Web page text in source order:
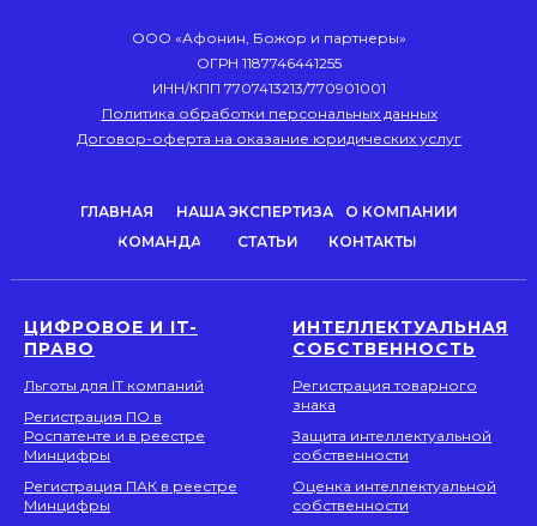
КОМАНДА СТАТЬИ КОНТАКТЫ
НАША ЭКСПЕРТИЗА О КОМПАНИИ
ГЛАВНАЯ
ООО «Афонин, Божор и партнеры»
ОГРН 1187746441255
ИНН/КПП 7707413213/770901001
Политика обработки персональных данных
Договор-оферта на оказание юридических услуг
ЦИФРОВОЕ И IT-
ПРАВО
Льготы для IT компаний
Регистрация ПО в
Роспатенте и в реестре
Минцифры
Регистрация ПАК в реестре
Минцифры
ИНТЕЛЛЕКТУАЛЬНАЯ
СОБСТВЕННОСТЬ
Регистрация товарного
знака
Защита интеллектуальной
собственности
Оценка интеллектуальной
собственности